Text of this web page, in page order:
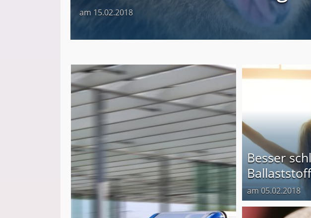
am 15.02.2018
Besser
am 05.02.2018
I❶I Schnell